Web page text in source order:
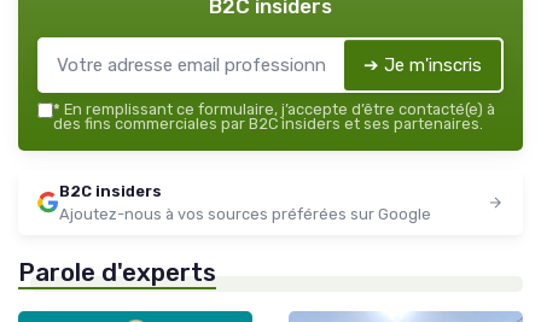
B2C insiders
➔ Je m'inscris
* En remplissant ce formulaire, j’accepte d’être contacté(e) à
des fins commerciales par B2C insiders et ses partenaires.
B2C insiders
Ajoutez-nous à vos sources préférées sur Google
Parole d'experts